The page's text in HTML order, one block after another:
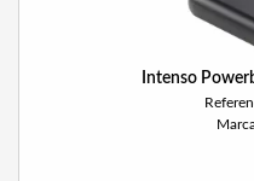
Intenso